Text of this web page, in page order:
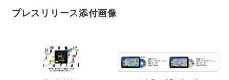
プレスリリース添付画像